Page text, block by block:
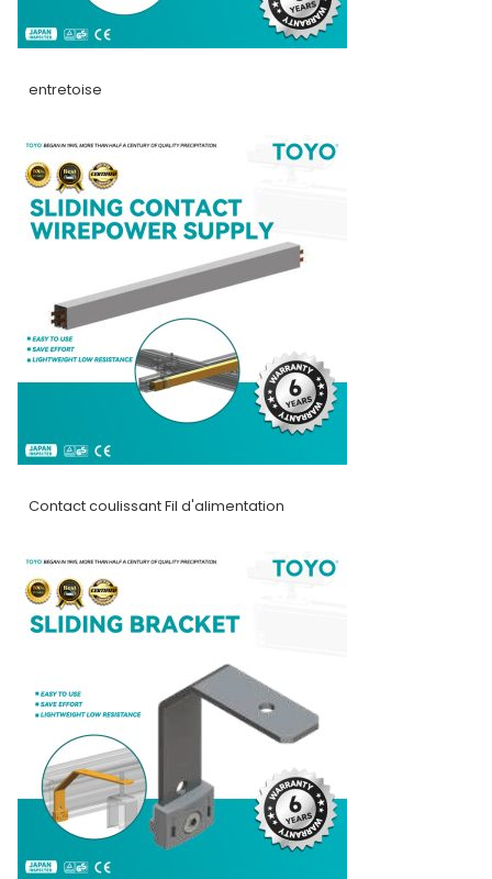
entretoise
Contact coulissant Fil d'alimentation